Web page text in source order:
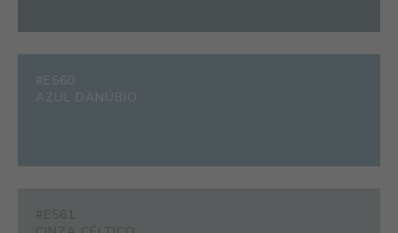
#E560
AZUL DANÚBIO